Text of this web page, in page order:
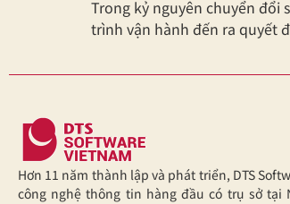
Trong kỷ nguyên chuyển
trình vận hành đến ra quyết
Hơn 11 năm thành lập và phát triển, DTS
công nghệ thông tin hàng đầu có trụ sở tại